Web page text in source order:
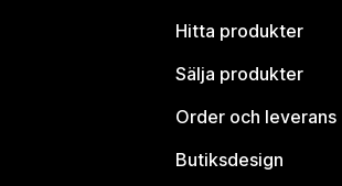
Hitta produkter
Sälja produkter
Order och leverans
Butiksdesign